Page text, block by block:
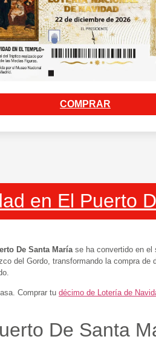
COMPRAR
en El Puerto
De Santa María se ha convertido en el
del Gordo, transformando la compra
Comprar tu décimo de Lotería de
De Santa